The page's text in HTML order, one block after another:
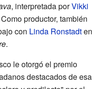
, interpretada porVikki
productor, también
con Linda Ronstadten
.
le otorgó el premio
destacados de esa